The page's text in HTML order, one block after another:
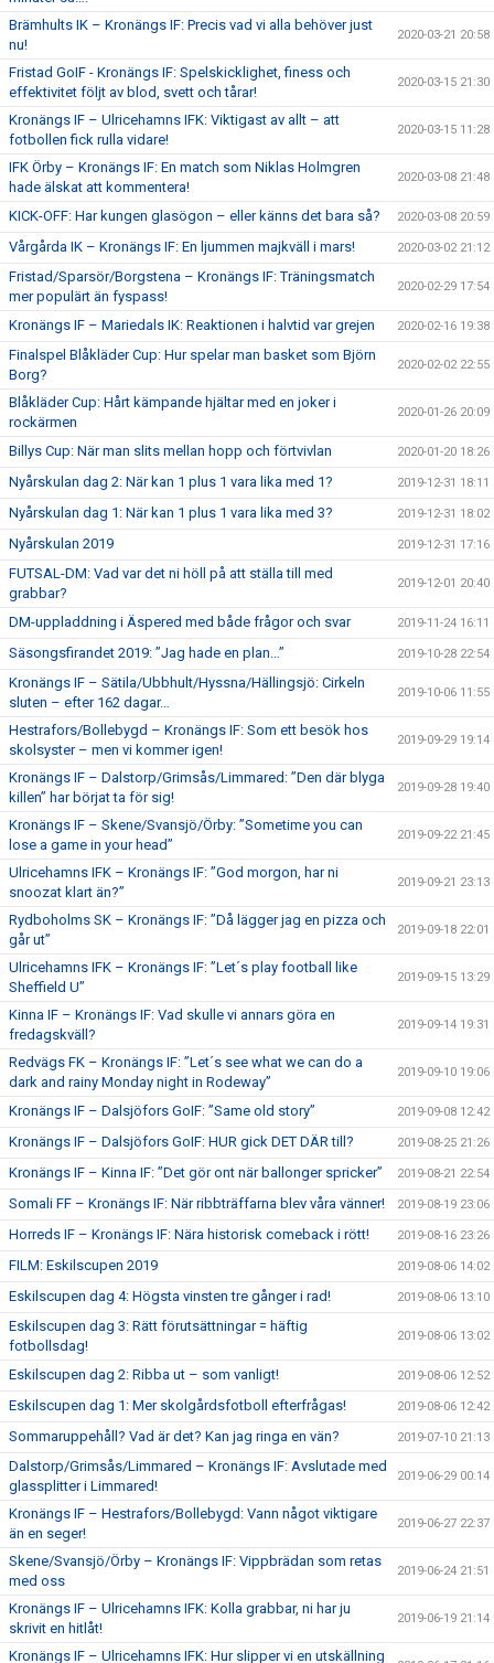
Brämhults IK – Kronängs IF: Precis vad vi alla behöver just
nu!
2020-03-21 20:58
Fristad GoIF - Kronängs IF: Spelskicklighet, finess och
effektivitet följt av blod, svett och tårar!
2020-03-15 21:30
Kronängs IF – Ulricehamns IFK: Viktigast av allt – att
fotbollen fick rulla vidare!
2020-03-15 11:28
IFK Örby – Kronängs IF: En match som Niklas Holmgren
hade älskat att kommentera!
2020-03-08 21:48
KICK-OFF: Har kungen glasögon – eller känns det bara så? 2020-03-08 20:59
Vårgårda IK – Kronängs IF: En ljummen majkväll i mars! 2020-03-02 21:12
Fristad/Sparsör/Borgstena – Kronängs IF: Träningsmatch
mer populärt än fyspass!
2020-02-29 17:54
Kronängs IF – Mariedals IK: Reaktionen i halvtid var grejen 2020-02-16 19:38
Finalspel Blåkläder Cup: Hur spelar man basket som Björn
Borg?
2020-02-02 22:55
Blåkläder Cup: Hårt kämpande hjältar med en joker i
rockärmen
2020-01-26 20:09
Billys Cup: När man slits mellan hopp och förtvivlan 2020-01-20 18:26
Nyårskulan dag 2: När kan 1 plus 1 vara lika med 1? 2019-12-31 18:11
Nyårskulan dag 1: När kan 1 plus 1 vara lika med 3? 2019-12-31 18:02
Nyårskulan 2019 2019-12-31 17:16
FUTSAL-DM: Vad var det ni höll på att ställa till med
grabbar?
2019-12-01 20:40
DM-uppladdning i Äspered med både frågor och svar 2019-11-24 16:11
Säsongsfirandet 2019: ”Jag hade en plan…” 2019-10-28 22:54
Kronängs IF – Sätila/Ubbhult/Hyssna/Hällingsjö: Cirkeln
sluten – efter 162 dagar…
2019-10-06 11:55
Hestrafors/Bollebygd – Kronängs IF: Som ett besök hos
skolsyster – men vi kommer igen!
2019-09-29 19:14
Kronängs IF – Dalstorp/Grimsås/Limmared: ”Den där blyga
killen” har börjat ta för sig!
2019-09-28 19:40
Kronängs IF – Skene/Svansjö/Örby: ”Sometime you can
lose a game in your head”
2019-09-22 21:45
Ulricehamns IFK – Kronängs IF: ”God morgon, har ni
snoozat klart än?”
2019-09-21 23:13
Rydboholms SK – Kronängs IF: ”Då lägger jag en pizza och
går ut”
2019-09-18 22:01
Ulricehamns IFK – Kronängs IF: ”Let´s play football like
Sheffield U”
2019-09-15 13:29
Kinna IF – Kronängs IF: Vad skulle vi annars göra en
fredagskväll?
2019-09-14 19:31
Redvägs FK – Kronängs IF: ”Let´s see what we can do a
dark and rainy Monday night in Rodeway”
2019-09-10 19:06
Kronängs IF – Dalsjöfors GoIF: ”Same old story” 2019-09-08 12:42
Kronängs IF – Dalsjöfors GoIF: HUR gick DET DÄR till? 2019-08-25 21:26
Kronängs IF – Kinna IF: ”Det gör ont när ballonger spricker” 2019-08-21 22:54
Somali FF – Kronängs IF: När ribbträffarna blev våra vänner! 2019-08-19 23:06
Horreds IF – Kronängs IF: Nära historisk comeback i rött! 2019-08-16 23:26
FILM: Eskilscupen 2019 2019-08-06 14:02
Eskilscupen dag 4: Högsta vinsten tre gånger i rad! 2019-08-06 13:10
Eskilscupen dag 3: Rätt förutsättningar = häftig
fotbollsdag!
2019-08-06 13:02
Eskilscupen dag 2: Ribba ut – som vanligt! 2019-08-06 12:52
Eskilscupen dag 1: Mer skolgårdsfotboll efterfrågas! 2019-08-06 12:42
Sommaruppehåll? Vad är det? Kan jag ringa en vän? 2019-07-10 21:13
Dalstorp/Grimsås/Limmared – Kronängs IF: Avslutade med
glassplitter i Limmared!
2019-06-29 00:14
Kronängs IF – Hestrafors/Bollebygd: Vann något viktigare
än en seger!
2019-06-27 22:37
Skene/Svansjö/Örby – Kronängs IF: Vippbrädan som retas
med oss
2019-06-24 21:51
Kronängs IF – Ulricehamns IFK: Kolla grabbar, ni har ju
skrivit en hitlåt!
2019-06-19 21:14
Kronängs IF – Ulricehamns IFK: Hur slipper vi en utskällning